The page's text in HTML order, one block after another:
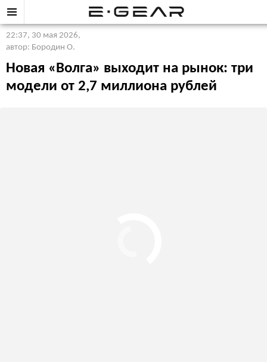
22:37, 30 мая 2026,
автор: Бородин О.
Новая «Волга» выходит на рынок: три
модели от 2,7 миллиона рублей